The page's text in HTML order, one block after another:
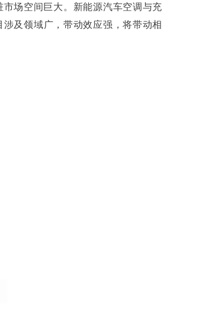
场空间巨大。新能源汽车空调与充
及领域广，带动效应强，将带动相